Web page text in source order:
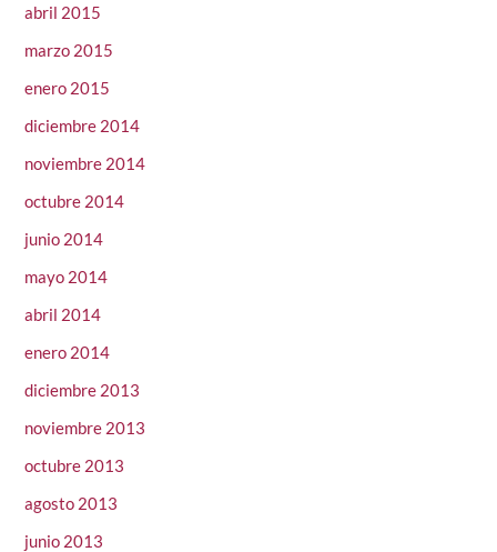
abril 2015
marzo 2015
enero 2015
diciembre 2014
noviembre 2014
octubre 2014
junio 2014
mayo 2014
abril 2014
enero 2014
diciembre 2013
noviembre 2013
octubre 2013
agosto 2013
junio 2013